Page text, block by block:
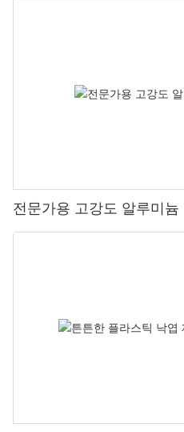
전문가용 고강도 알루미늄